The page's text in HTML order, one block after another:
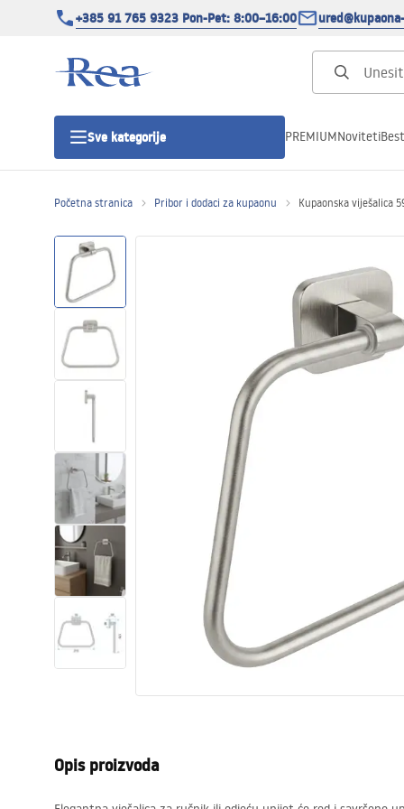
+385 91 765 9323 Pon-Pet: 8:00–16:00
Sve kategorije
Tuš vrata
Tuš kade
Tuš Kanalice
Umivaonici
Kade i paravani
Miješalice, pipe, slavine
Tuševi
PREMIUMNoviteti
Početna stranica Pribor i dodaci za kupaonu Kupaonska viješalica
Opis proizvoda